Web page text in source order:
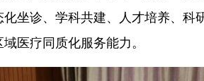
化坐诊、学科共建、人才培养、科
医疗同质化服务能力。